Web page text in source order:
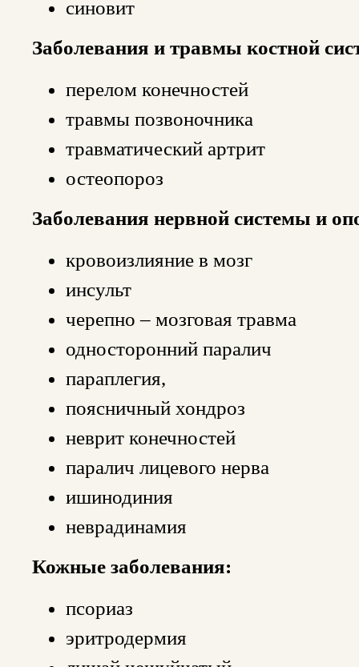
синовит
Заболевания и травмы костной
перелом конечностей
травмы позвоночника
травматический артрит
остеопороз
Заболевания нервной системы и
кровоизлияние в мозг
инсульт
черепно – мозговая травма
односторонний паралич
параплегия,
поясничный хондроз
неврит конечностей
паралич лицевого нерва
ишинодиния
неврадинамия
Кожные заболевания:
псориаз
эритродермия